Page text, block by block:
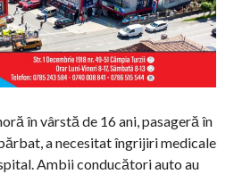
în vârstă de 16 ani, pasageră în
a necesitat îngrijiri medicale
Ambii conducători auto au